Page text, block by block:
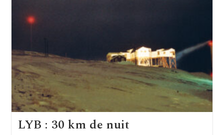
LYB : 30 km de nuit